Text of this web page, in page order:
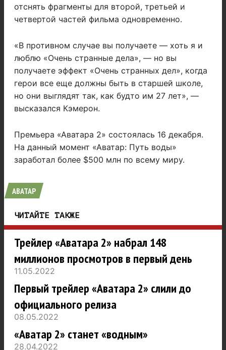
отснять фрагменты для второй, третьей и
четвертой частей фильма одновременно.
«В противном случае вы получаете — хоть я и
люблю «Очень странные дела», — но вы
получаете эффект «Очень странных дел», когда
герои все еще должны быть в старшей школе,
но они выглядят так, как будто им 27 лет», —
высказался Кэмерон.
Премьера «Аватара 2» состоялась 16 декабря.
На данный момент «Аватар: Путь воды»
заработал более $500 млн по всему миру.
АВАТАР
ЧИТАЙТЕ ТАКЖЕ
Трейлер «Аватара 2» набрал 148
миллионов просмотров в первый день
11.05.2022
Первый трейлер «Аватара 2» слили до
официального релиза
08.05.2022
«Аватар 2» станет «водным»
28.04.2022